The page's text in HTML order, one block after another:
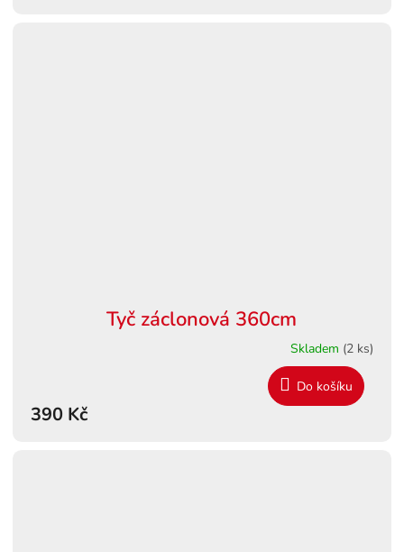
Tyč záclonová 360cm
Skladem (2 ks)
390 Kč
Do košíku